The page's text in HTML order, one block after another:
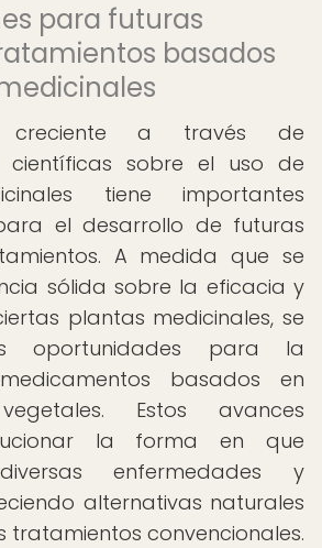
para futuras
basados
creciente a través de
científicas sobre el uso de
tiene importantes
el desarrollo de futuras
A medida que se
sólida sobre la eficacia y
plantas medicinales, se
oportunidades para la
basados en
Estos avances
la forma en que
enfermedades y
alternativas naturales
tratamientos convencionales.